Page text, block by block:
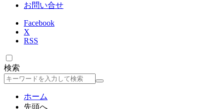
お問い合せ
Facebook
X
RSS
検索
検
ホーム
先頭へ